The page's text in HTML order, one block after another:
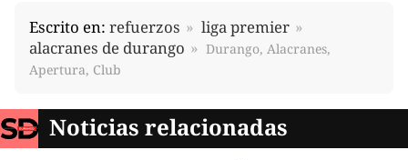
Escrito en: refuerzos
liga premier
alacranes de durango
Durango, Alacranes,
Apertura, Club
Noticias relacionadas